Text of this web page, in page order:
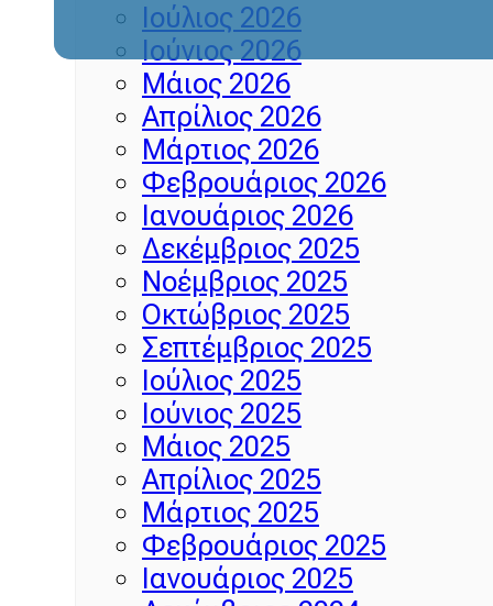
Ιούλιος 2026
Ιούνιος 2026
Μάιος 2026
Απρίλιος 2026
Μάρτιος 2026
Φεβρουάριος 2026
Ιανουάριος 2026
Δεκέμβριος 2025
Νοέμβριος 2025
Οκτώβριος 2025
Σεπτέμβριος 2025
Ιούλιος 2025
Ιούνιος 2025
Μάιος 2025
Απρίλιος 2025
Μάρτιος 2025
Φεβρουάριος 2025
Ιανουάριος 2025